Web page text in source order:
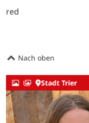
red
Nach oben
Stadt Trier